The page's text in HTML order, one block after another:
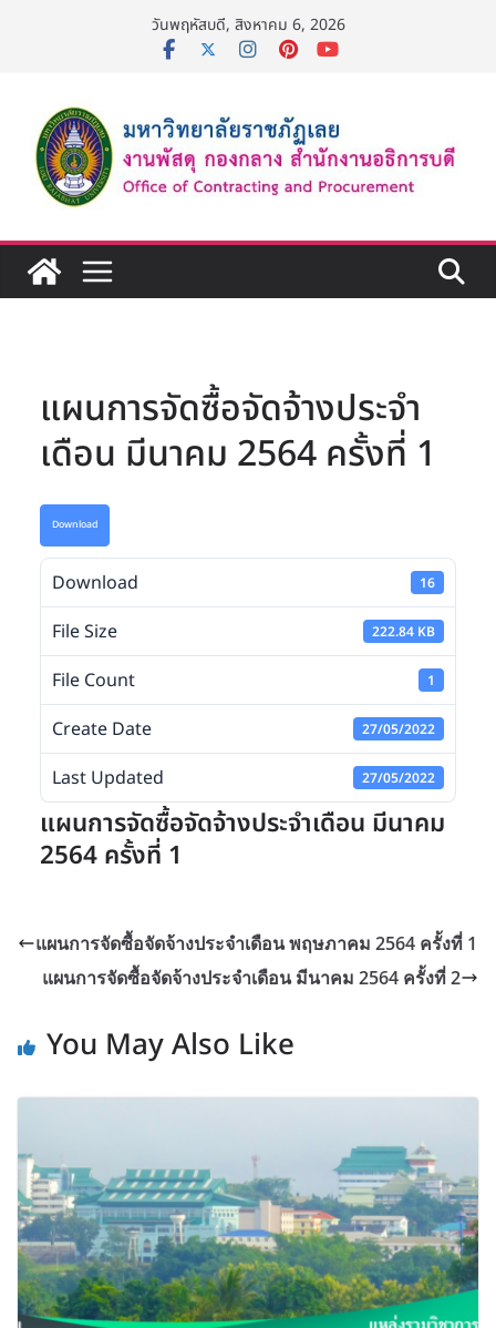
วันพฤหัสบดี, สิงหาคม 6, 2026
แผนการจัดซื้อจัดจ้างประจำ
เดือน มีนาคม 2564 ครั้งที่ 1
Download
Download 16
File Size 222.84 KB
File Count 1
Create Date 27/05/2022
Last Updated 27/05/2022
แผนการจัดซื้อจัดจ้างประจำเดือน มีนาคม
2564 ครั้งที่ 1
แผนการจัดซื้อจัดจ้างประจำเดือน พฤษภาคม 2564 ครั้งที่ 1
แผนการจัดซื้อจัดจ้างประจำเดือน มีนาคม 2564 ครั้งที่ 2
You May Also Like